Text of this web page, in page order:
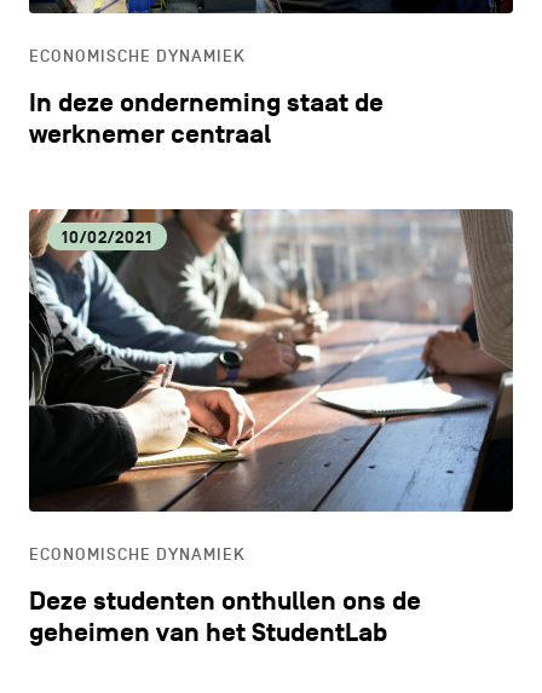
ECONOMISCHE DYNAMIEK
In deze onderneming staat de
werknemer centraal
10/02/2021
ECONOMISCHE DYNAMIEK
Deze studenten onthullen ons de
geheimen van het StudentLab